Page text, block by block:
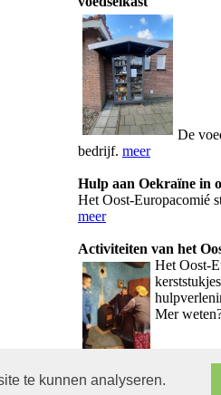
te kunnen analyseren.
De
bedrijf. meer
Hulp aan Oekraïne in
Het Oost-Europacomié
meer
Activiteiten van het
Het Oost-
Mer